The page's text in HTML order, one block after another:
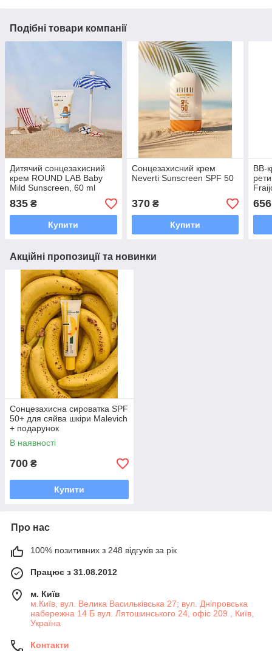
Подібні товари компанії
Дитячий сонцезахисний
крем ROUND LAB Baby
Mild Sunscreen, 60 ml
835 ₴
Купити
Сонцезахисний крем
Neverti Sunscreen SPF 50
370₴
Купити
ВВ-
656
Акційні пропозиції та новинки
Сонцезахисна сироватка SPF
50+ для сяйва шкіри Malevich
+ подарунок
В наявності
700 ₴
Купити
Про нас
100% позитивних з 248 відгуків за рік
Працює з 31.08.2012
м. Київ
м.Київ, вул. Велика Васильківська 27; вул. Дніпровська
набережна 14 Б вул. Лятошинського 24, офіс 209 , Київ,
Україна
Контакти